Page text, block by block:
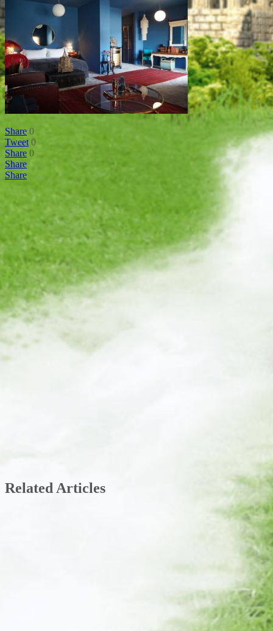
Share 0
Tweet 0
Share 0
Share
Share
Related Articles